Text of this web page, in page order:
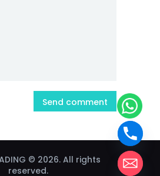
© 2026. All rights
reserved.